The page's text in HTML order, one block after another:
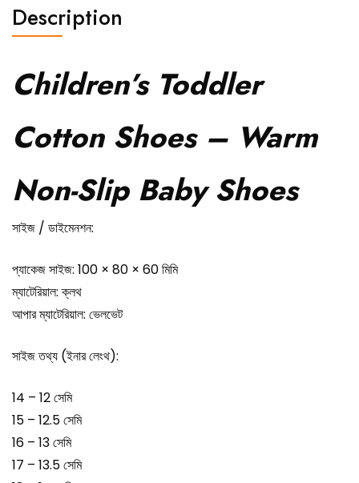
Description
Children’s Toddler
Cotton Shoes – Warm
Non-Slip Baby Shoes
সাইজ / ডাইমেনশন:
প্যাকেজ সাইজ: 100 × 80 × 60 মিমি
ম্যাটেরিয়াল: ক্লথ
আপার ম্যাটেরিয়াল: ভেলভেট
সাইজ তথ্য (ইনার লেংথ):
14 – 12 সেমি
15 – 12.5 সেমি
16 – 13 সেমি
17 – 13.5 সেমি